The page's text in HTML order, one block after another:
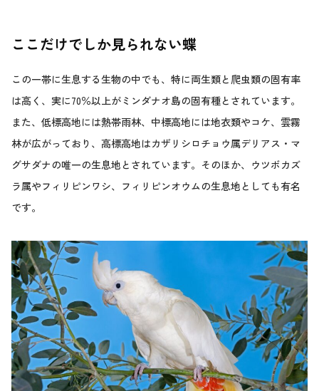
ここだけでしか見られない蝶
この一帯に生息する生物の中でも、特に両生類と爬虫類の固有率
は高く、実に70％以上がミンダナオ島の固有種とされています。
また、低標高地には熱帯雨林、中標高地には地衣類やコケ、雲霧
林が広がっており、高標高地はカザリシロチョウ属デリアス・マ
グサダナの唯一の生息地とされています。そのほか、ウツボカズ
ラ属やフィリピンワシ、フィリピンオウムの生息地としても有名
です。